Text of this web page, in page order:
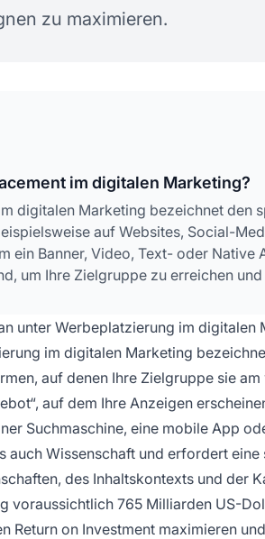
zu maximieren.
im digitalen Marketing?
digitalen Marketing bezeichnet den
auf Websites, Social-
ein Banner, Video, Text- oder
um Ihre Zielgruppe zu erreichen
unter Werbeplatzierung im digitalen
im digitalen Marketing
auf denen Ihre Zielgruppe sie
auf dem Ihre Anzeigen
Suchmaschine, eine mobile App
auch Wissenschaft und erfordert
des Inhaltskontexts und der
voraussichtlich 765 Milliarden US-
Return on Investment maximieren